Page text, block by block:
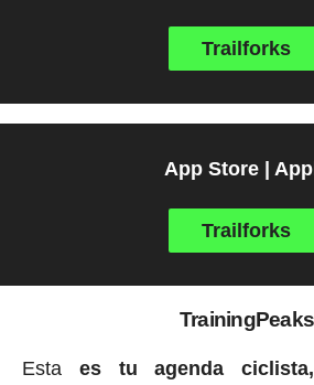
Trailforks
App Store |
Trailforks
TrainingPeaks
Esta es tu agenda